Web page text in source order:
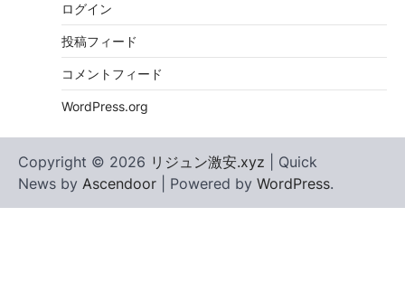
ログイン
投稿フィード
コメントフィード
WordPress.org
Copyright © 2026 リジュン激安.xyz | Quick
News by Ascendoor | Powered by WordPress.